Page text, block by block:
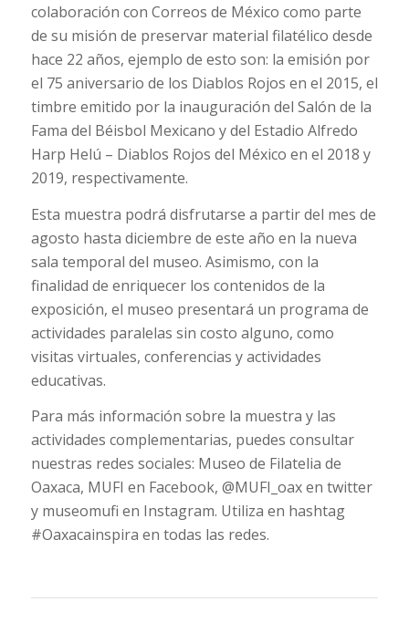
colaboración con Correos de México como parte
de su misión de preservar material filatélico desde
hace 22 años, ejemplo de esto son: la emisión por
el 75 aniversario de los Diablos Rojos en el 2015, el
timbre emitido por la inauguración del Salón de la
Fama del Béisbol Mexicano y del Estadio Alfredo
Harp Helú – Diablos Rojos del México en el 2018 y
2019, respectivamente.
Esta muestra podrá disfrutarse a partir del mes de
agosto hasta diciembre de este año en la nueva
sala temporal del museo. Asimismo, con la
finalidad de enriquecer los contenidos de la
exposición, el museo presentará un programa de
actividades paralelas sin costo alguno, como
visitas virtuales, conferencias y actividades
educativas.
Para más información sobre la muestra y las
actividades complementarias, puedes consultar
nuestras redes sociales: Museo de Filatelia de
Oaxaca, MUFI en Facebook, @MUFI_oax en twitter
y museomufi en Instagram. Utiliza en hashtag
#Oaxacainspira en todas las redes.